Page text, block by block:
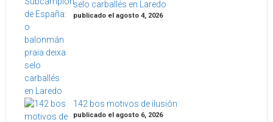
selo carballés en Laredo
publicado el agosto 4, 2026
142 bos motivos de ilusión
publicado el agosto 6, 2026